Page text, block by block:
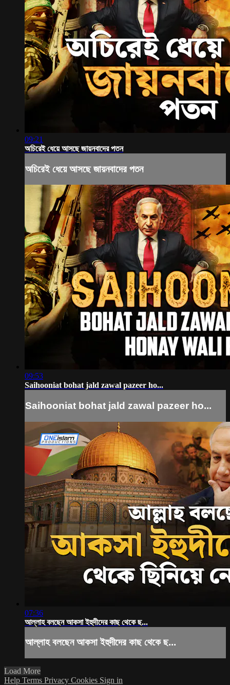
09:21
অচিরেই ধেয়ে আসছে জায়নবাদের পতন
অচিরেই ধেয়ে আসছে জায়নবাদের পতন
09:53
Saihooniat bohat jald zawal pazeer ho...
Saihooniat bohat jald zawal pazeer ho...
07:36
আল্লাহ বলছেন আকসা ইহুদীদের কাছ থেকে ছ...
আল্লাহ বলছেন আকসা ইহুদীদের কাছ থেকে ছ...
Load More
Help Terms Privacy Cookies Sign in